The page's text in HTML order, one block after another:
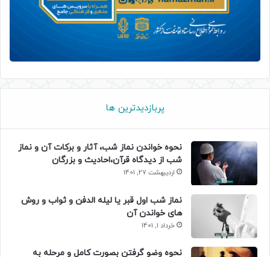
پربازدیدترین ها
نحوه خواندن نماز شب، آثار و برکات آن و نماز
شب از دیدگاه قرآن،احادیث و بزرگان
اردیبهشت 27, 1401
نماز شب اول قبر یا لیله الدفن و ثواب و روش
های خواندن آن
خرداد 1, 1401
نحوه وضو گرفتن بصورت کامل و مرحله به